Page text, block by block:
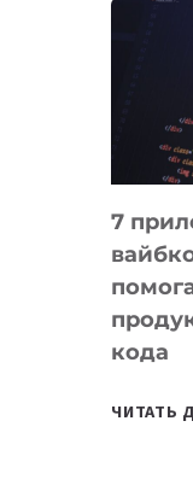
7
кода
ЧИТАТЬ